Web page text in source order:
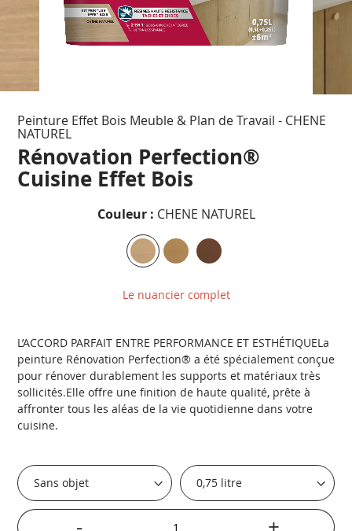
début
Galerie
Peinture Effet Bois Meuble & Plan de Travail - CHENE
NATUREL
Rénovation Perfection®
Cuisine Effet Bois
Couleur : CHENE NATUREL
Le nuancier complet
L’ACCORD PARFAIT ENTRE PERFORMANCE ET ESTHÉTIQUELa
peinture Rénovation Perfection® a été spécialement conçue
pour rénover durablement les supports et matériaux très
sollicités.Elle offre une finition de haute qualité, prête à
affronter tous les aléas de la vie quotidienne dans votre
cuisine.